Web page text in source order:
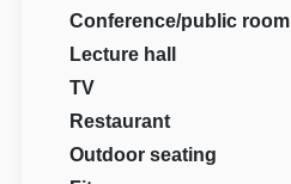
Conference/public room
Lecture hall
TV
Restaurant
Outdoor seating